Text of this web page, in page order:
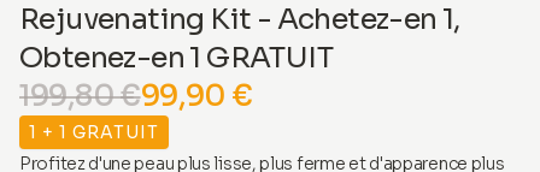
Rejuvenating Kit - Achetez-en 1,
Obtenez-en 1 GRATUIT
199,80 €99,90 €
1 + 1 GRATUIT
Profitez d'une peau plus lisse, plus ferme et d'apparence plus